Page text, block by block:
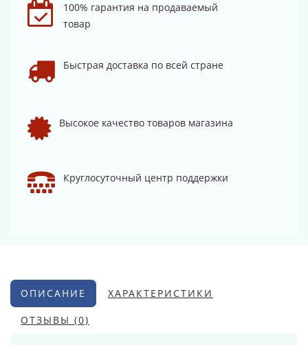
100% гарантия на продаваемый
товар
Быстрая доставка по всей стране
Высокое качество товаров магазина
Круглосуточный центр поддержки
ОПИСАНИЕ ХАРАКТЕРИСТИКИ
ОТЗЫВЫ (0)